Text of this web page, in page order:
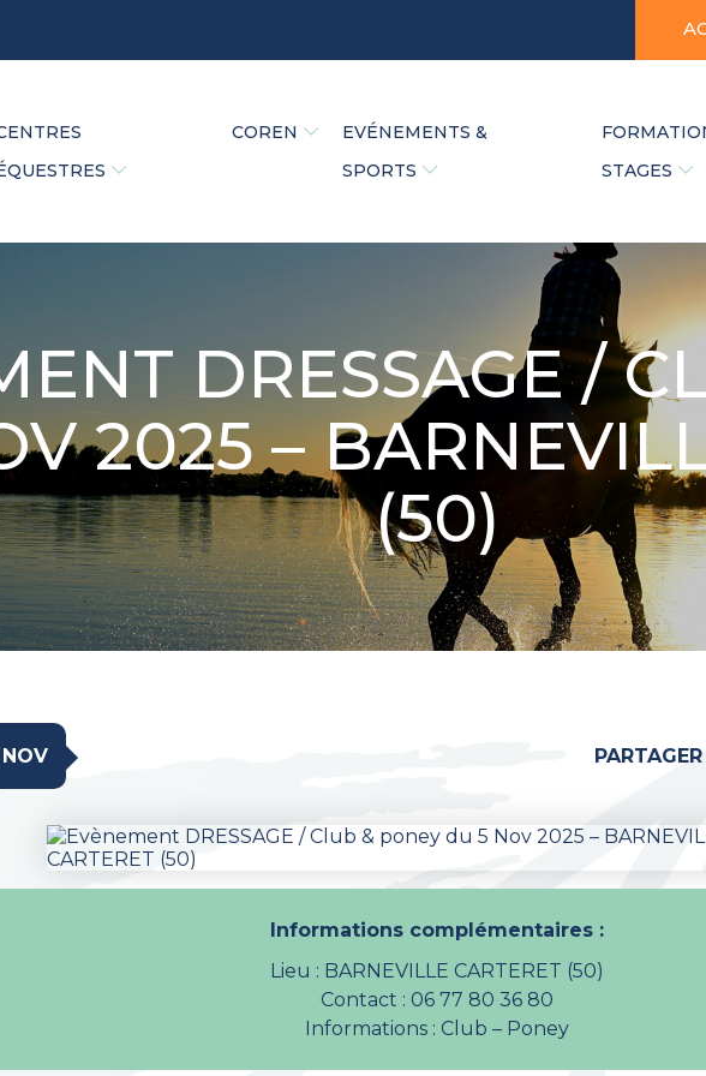
COREN
EVÉNEMENTS &
SPORTS
STAGES
DRESSAGE /
2025 –
(50)
NOV
Informations complémentaires :
Lieu : BARNEVILLE CARTERET (50)
Contact : 06 77 80 36 80
Informations : Club – Poney